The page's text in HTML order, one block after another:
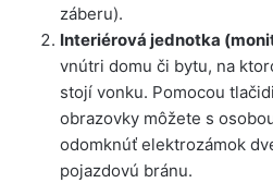
záberu).
Interiérová jednotka
vnútri domu či bytu, na
stojí vonku. Pomocou
obrazovky môžete s
odomknúť elektrozámok
pojazdovú bránu.